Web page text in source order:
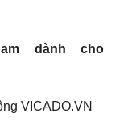
dành cho
VICADO.VN